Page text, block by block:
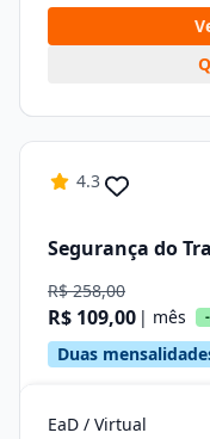
4.3
Segurança do
R$ 258,00
R$ 109,00 | mês
Duas
EaD / Virtual